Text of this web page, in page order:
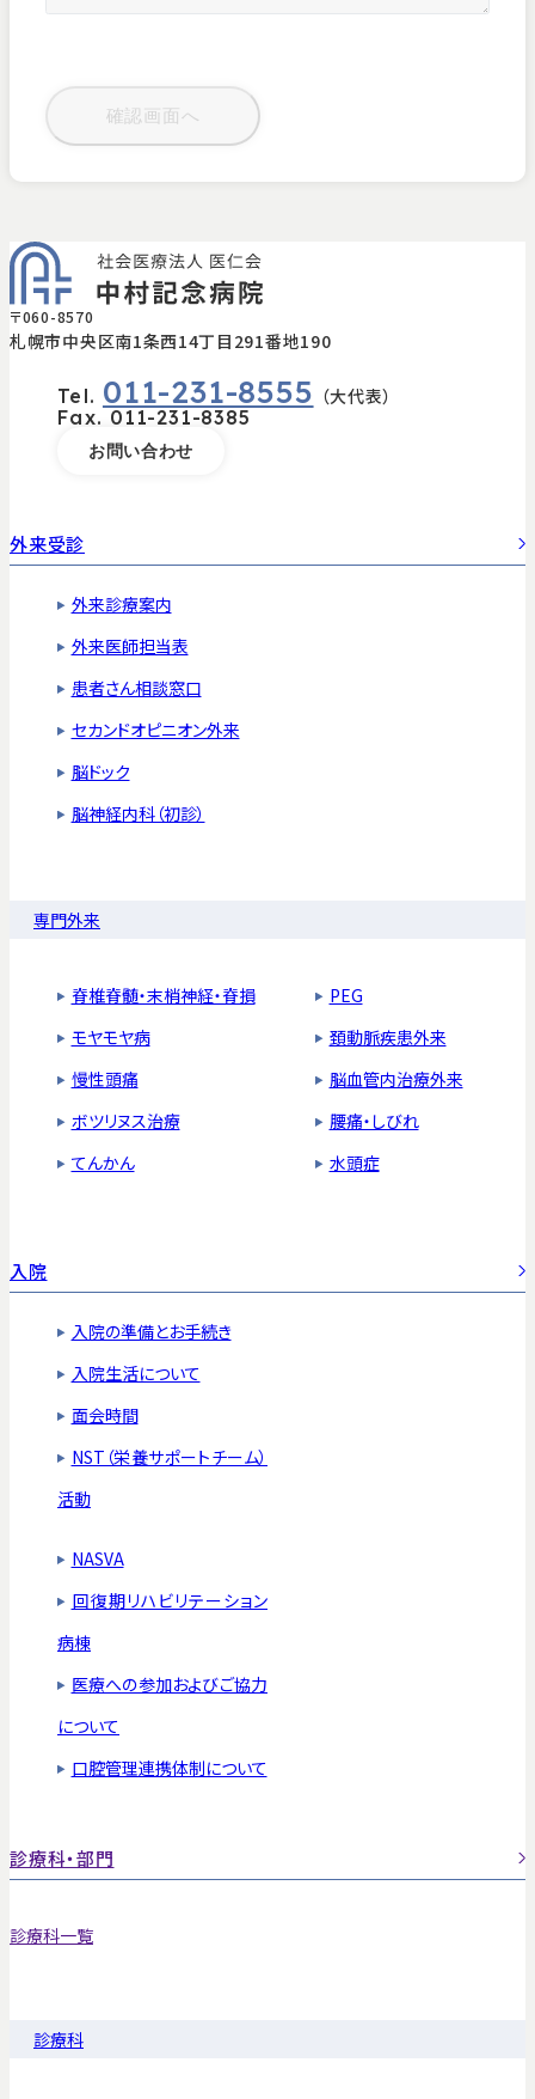
〒060-8570
札幌市中央区南1条西14丁目291番地190
Tel. 011-231-8555 （大代表）
Fax. 011-231-8385
お問い合わせ
外来受診
外来診療案内
外来医師担当表
患者さん相談窓口
セカンドオピニオン外来
脳ドック
脳神経内科（初診）
専門外来
脊椎脊髄・末梢神経・脊損
モヤモヤ病
慢性頭痛
ボツリヌス治療
てんかん
PEG
頚動脈疾患外来
脳血管内治療外来
腰痛・しびれ
水頭症
入院
入院の準備とお手続き
入院生活について
面会時間
NST（栄養サポートチーム）
活動
NASVA
回復期リハビリテーション
病棟
医療への参加およびご協力
について
口腔管理連携体制について
診療科・部門
診療科一覧
診療科